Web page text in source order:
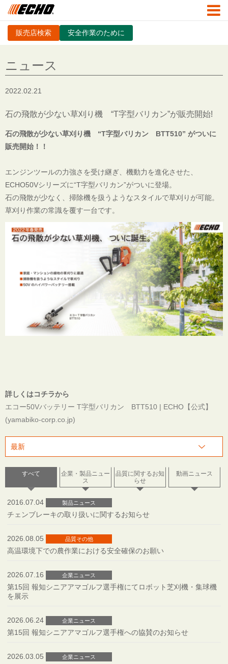
販売店検索 安全作業のために
ニュース
2022.02.21
石の飛散が少ない草刈り機 “T字型バリカン”が販売開始!
石の飛散が少ない草刈り機 “T字型バリカン BTT510” がついに
販売開始！！
エンジンツールの力強さを受け継ぎ、機動力を進化させた、
ECHO50Vシリーズに“T字型バリカン”がついに登場。
石の飛散が少なく、掃除機を扱うようなスタイルで草刈りが可能。
草刈り作業の常識を覆す一台です。
詳しくはコチラから
エコー50Vバッテリー T字型バリカン BTT510 | ECHO【公式】
(yamabiko-corp.co.jp)
すべて
企業・製品ニュー
ス
品質に関するお知
らせ
動画ニュース
2016.07.04 製品ニュース
チェンブレーキの取り扱いに関するお知らせ
2026.08.05 品質その他
高温環境下での農作業における安全確保のお願い
2026.07.16 企業ニュース
第15回 報知シニアアマゴルフ選手権にてロボット芝刈機・集球機
を展示
2026.06.24 企業ニュース
第15回 報知シニアアマゴルフ選手権への協賛のお知らせ
2026.03.05 企業ニュース